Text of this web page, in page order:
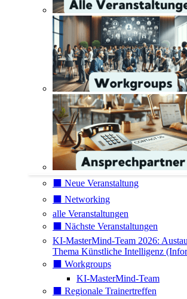
⬛️ Neue Veranstaltung
⬛️ Networking
alle Veranstaltungen
⬛️ Nächste Veranstaltungen
KI-MasterMind-Team 2026:
Thema Künstliche Intelligenz
⬛️ Workgroups
KI-MasterMind-Team
⬛️ Regionale Trainertreffen